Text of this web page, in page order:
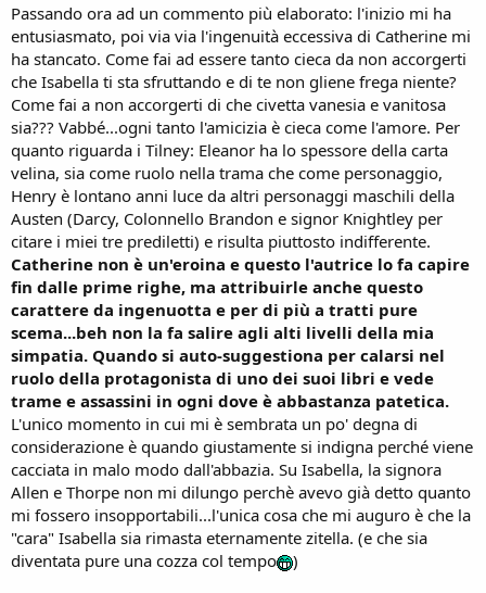
Passando ora ad un commento più elaborato: l'inizio mi ha
entusiasmato, poi via via l'ingenuità eccessiva di Catherine mi
ha stancato. Come fai ad essere tanto cieca da non accorgerti
che Isabella ti sta sfruttando e di te non gliene frega niente?
Come fai a non accorgerti di che civetta vanesia e vanitosa
sia??? Vabbé...ogni tanto l'amicizia è cieca come l'amore. Per
quanto riguarda i Tilney: Eleanor ha lo spessore della carta
velina, sia come ruolo nella trama che come personaggio,
Henry è lontano anni luce da altri personaggi maschili della
Austen (Darcy, Colonnello Brandon e signor Knightley per
citare i miei tre prediletti) e risulta piuttosto indifferente.
Catherine non è un'eroina e questo l'autrice lo fa capire
fin dalle prime righe, ma attribuirle anche questo
carattere da ingenuotta e per di più a tratti pure
scema...beh non la fa salire agli alti livelli della mia
simpatia. Quando si auto-suggestiona per calarsi nel
ruolo della protagonista di uno dei suoi libri e vede
trame e assassini in ogni dove è abbastanza patetica.
L'unico momento in cui mi è sembrata un po' degna di
considerazione è quando giustamente si indigna perché viene
cacciata in malo modo dall'abbazia. Su Isabella, la signora
Allen e Thorpe non mi dilungo perchè avevo già detto quanto
mi fossero insopportabili...l'unica cosa che mi auguro è che la
"cara" Isabella sia rimasta eternamente zitella. (e che sia
diventata pure una cozza col tempo
)